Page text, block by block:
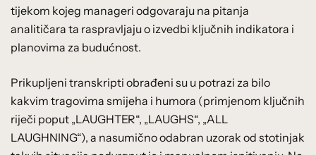
tijekom kojeg manageri odgovaraju na pitanja
analitičara ta raspravljaju o izvedbi ključnih indikatora i
planovima za budućnost.
Prikupljeni transkripti obrađeni su u potrazi za bilo
kakvim tragovima smijeha i humora (primjenom ključnih
riječi poput „LAUGHTER“, „LAUGHS“, „ALL
LAUGHNING“), a nasumično odabran uzorak od stotinjak